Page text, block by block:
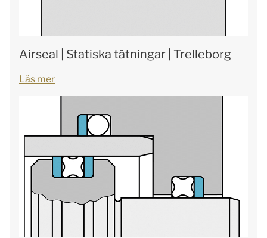
Airseal | Statiska tätningar | Trelleborg
Läs mer